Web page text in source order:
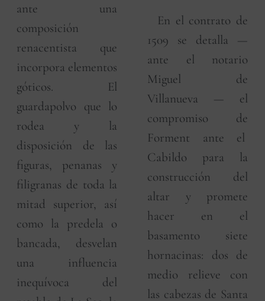
ante una
composición
renacentista que
incorpora elementos
góticos. El
guardapolvo que lo
rodea y la
disposición de las
figuras, penanas y
filigranas de toda la
mitad superior, así
como la predela o
bancada, desvelan
una influencia
inequívoca del
En el contrato de
1509 se detalla —
ante el notario
Miguel de
Villanueva — el
compromiso de
Forment ante el
Cabildo para la
construcción del
altar y promete
hacer en el
basamento siete
hornacinas: dos de
medio relieve con
las cabezas de Santa